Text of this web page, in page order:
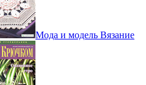
Мода и модель Вязание